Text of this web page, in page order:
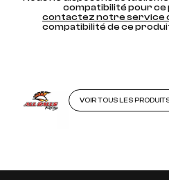
compatibilité pour ce
contactez notre service
compatibilité de ce
VOIR TOUS LES